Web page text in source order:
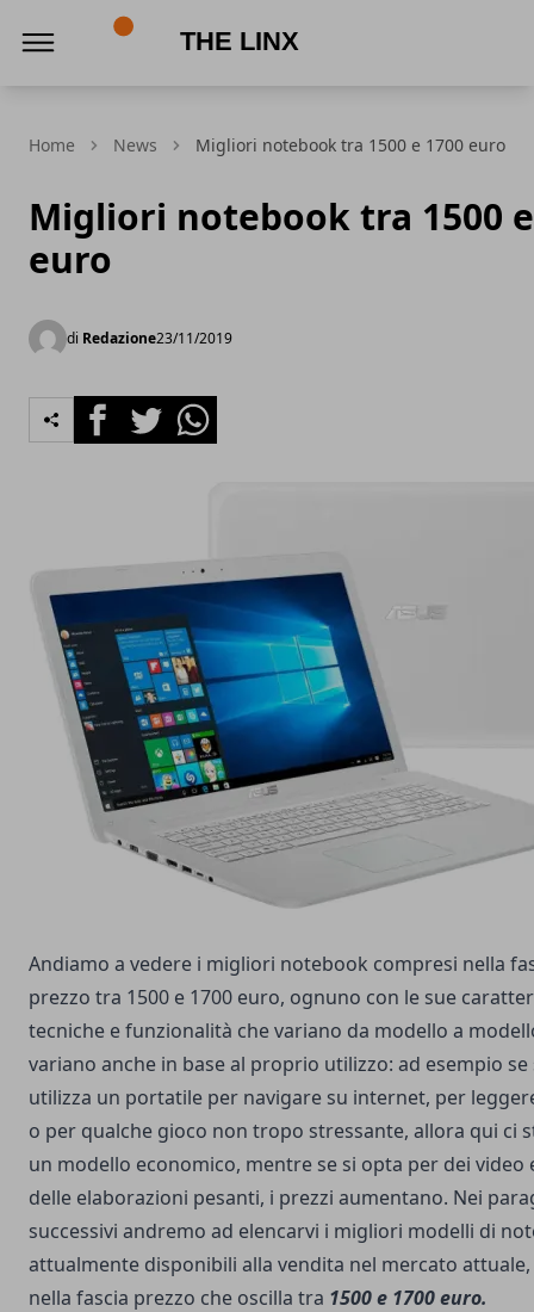
Home News Migliori notebook tra 1500 e 1700 euro
Migliori notebook tra 1500
euro
di Redazione23/11/2019
FacebookTwitterWhatsapp
Andiamo a vedere i migliori notebook compresi nella
prezzo tra 1500 e 1700 euro, ognuno con le sue
tecniche e funzionalità che variano da modello a
variano anche in base al proprio utilizzo: ad esempio se
utilizza un portatile per navigare su internet, per
o per qualche gioco non tropo stressante, allora qui ci
un modello economico, mentre se si opta per dei video
delle elaborazioni pesanti, i prezzi aumentano. Nei
successivi andremo ad elencarvi i migliori modelli di
attualmente disponibili alla vendita nel mercato
nella fascia prezzo che oscilla tra 1500 e 1700 euro.